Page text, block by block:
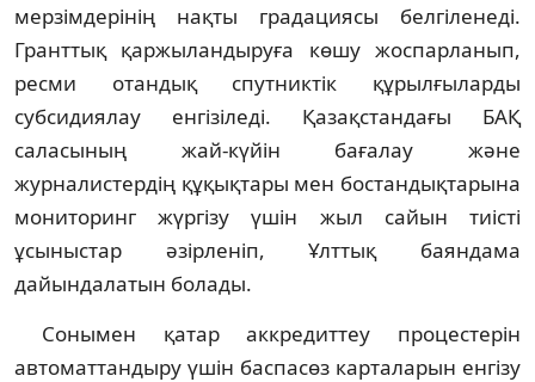
мерзімдерінің нақты градациясы белгіленеді.
Гранттық қаржыландыруға көшу жоспарланып,
ресми отандық спутниктік құрылғыларды
субсидиялау енгізіледі. Қазақстандағы БАҚ
саласының жай-күйін бағалау және
журналистердің құқықтары мен бостандықтарына
мониторинг жүргізу үшін жыл сайын тиісті
ұсыныстар әзірленіп, Ұлттық баяндама
дайындалатын болады.
Сонымен қатар аккредиттеу процестерін
автоматтандыру үшін баспасөз карталарын енгізу